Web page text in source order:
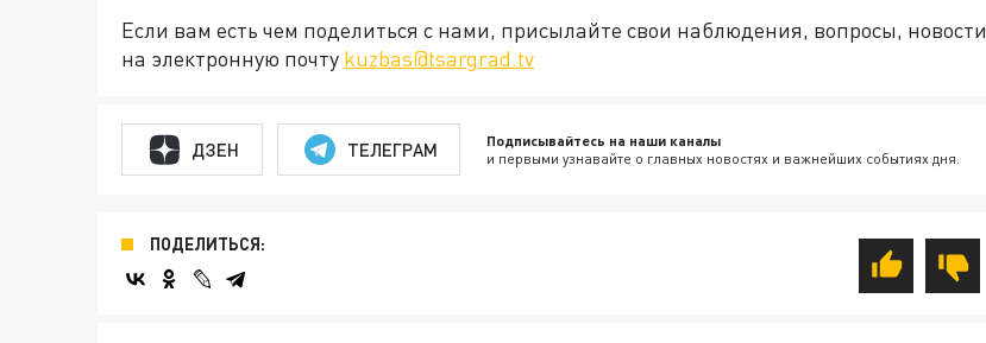
Если вам есть чем поделиться с нами, присылайте свои наблюдения, вопросы, новости
на электронную почту kuzbas@tsargrad.tv
ДЗЕН ТЕЛЕГРАМ Подписывайтесь на наши каналы
и первыми узнавайте о главных новостях и важнейших событиях дня.
ПОДЕЛИТЬСЯ: